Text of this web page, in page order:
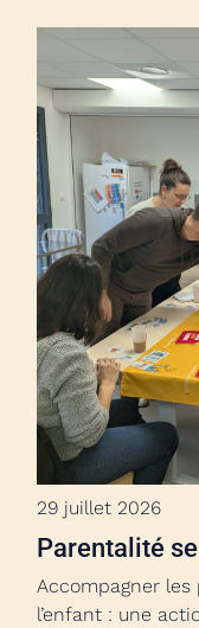
29 juillet 2026
Parentalité
Accompagner les
l’enfant : une